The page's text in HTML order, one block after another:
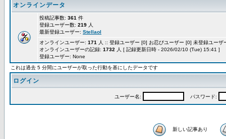
オンラインデータ
投稿記事数: 361 件
登録ユーザー数: 219 人
最新登録ユーザー: Stellaol
オンラインユーザー: 171
人 :: 登録ユーザー [0] お忍びユーザー [0] 未登録ユー
オンラインユーザーの記録: 1732 人 [ 記録更新日時 - 2026/02/10 (Tue) 15:41 ]
登録ユーザー: None
これは過去 5 分間にユーザーが取った行動を基にしたデータです
ログイン
ユーザー名: パスワード:
新しい記事あり